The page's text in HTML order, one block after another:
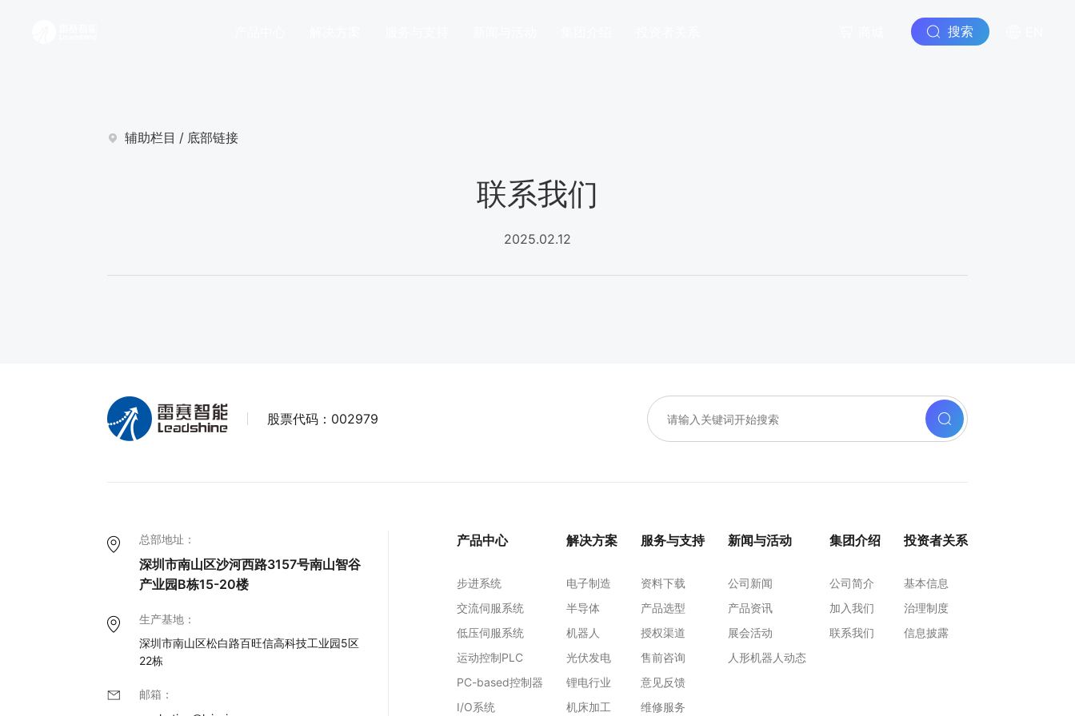
搜索
辅助栏目 / 底部链接
联系我们
2025.02.12
股票代码： 002979
总部地址：
深圳市南山区沙河西路3157号南山智谷
产业园B栋15-20楼
生产基地：
深圳市南山区松白路百旺信高科技工业园5区
22栋
邮箱：
产品中心
步进系统
交流伺服系统
低压伺服系统
运动控制PLC
PC-based控制器
I/O系统
解决方案
电子制造
半导体
机器人
光伏发电
锂电行业
机床加工
服务与支持
资料下载
产品选型
授权渠道
售前咨询
意见反馈
维修服务
新闻与活动
公司新闻
产品资讯
展会活动
人形机器人动态
集团介绍
公司简介
加入我们
联系我们
投资者关系
基本信息
治理制度
信息披露